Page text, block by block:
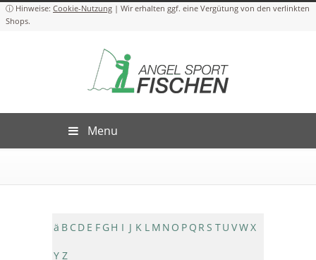
Cookie-Nutzung
Menu
ä B C D E F G H I J K L M N O P Q R S T U V W X
Y Z